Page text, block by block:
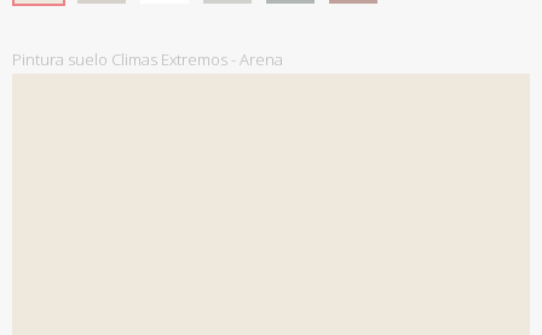
Pintura suelo Climas Extremos - Arena